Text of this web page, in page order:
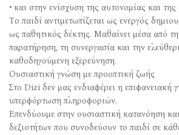
• και στην ενίσχυση της αυτονομίας και
Το παιδί αντιμετωπίζεται ως ενεργός
ως παθητικός δέκτης. Μαθαίνει μέσα από
παρατήρηση, τη συνεργασία και την
καθοδηγούμενη εξερεύνηση.
Ουσιαστική γνώση με προοπτική ζωής
Στο Dizi δεν μας ενδιαφέρει η επιφανειακή
υπερφόρτωση πληροφοριών.
Επενδύουμε στην ουσιαστική κατανόηση
δεξιοτήτων που συνοδεύουν το παιδί σε